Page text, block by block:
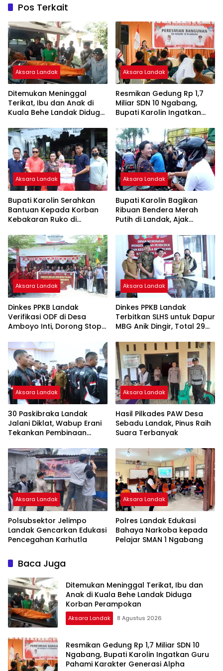
Pos Terkait
Aksara Landak
Ditemukan Meninggal
Terikat, Ibu dan Anak di
Kuala Behe Landak Diduga
Aksara Landak
Resmikan Gedung Rp 1,7
Miliar SDN 10 Ngabang,
Bupati Karolin Ingatkan
Generasi Alpha
Aksara Landak
Bupati Karolin Serahkan
Bantuan Kepada Korban
Kebakaran Ruko di
Aksara Landak
Bupati Karolin Bagikan
Ribuan Bendera Merah
Putih di Landak, Ajak
Persatuan
Aksara Landak
Dinkes PPKB Landak
Verifikasi ODF di Desa
Amboyo Inti, Dorong Stop
Aksara Landak
Dinkes PPKB Landak
Terbitkan SLHS untuk Dapur
MBG Anik Dingir, Total 29
Aksara Landak
30 Paskibraka Landak
Jalani Diklat, Wabup Erani
Tekankan Pembinaan
Kekerasan
Aksara Landak
Hasil Pilkades PAW Desa
Sebadu Landak, Pinus Raih
Suara Terbanyak
Aksara Landak
Polsubsektor Jelimpo
Landak Gencarkan Edukasi
Pencegahan Karhutla
Aksara Landak
Polres Landak Edukasi
Bahaya Narkoba kepada
Pelajar SMAN 1 Ngabang
Baca Juga
Ditemukan Meninggal Terikat, Ibu dan
Anak di Kuala Behe Landak Diduga
Korban Perampokan
Aksara Landak 8 Agustus 2026
Resmikan Gedung Rp 1,7 Miliar SDN 10
Ngabang, Bupati Karolin Ingatkan Guru
Pahami Karakter Generasi Alpha